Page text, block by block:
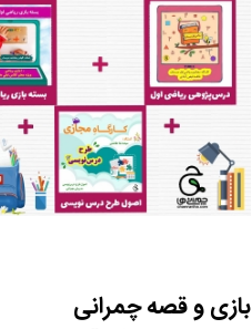
بازی و قصه چمرانی